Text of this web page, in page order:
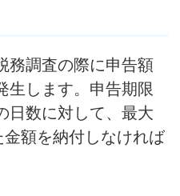
務調査の際に申告額
生します。申告期限
数に対して、 最大
金額を納付しなければ